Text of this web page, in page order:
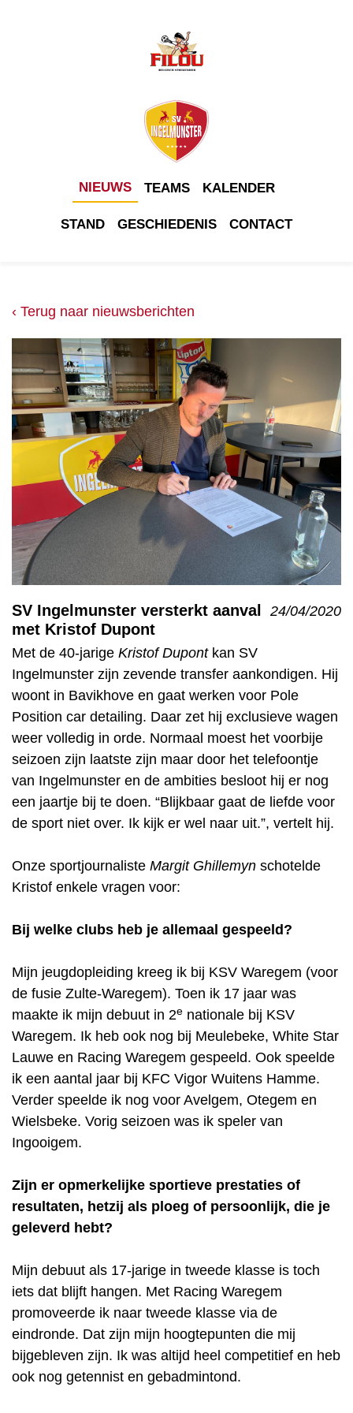
NIEUWS TEAMS KALENDER
STAND GESCHIEDENIS CONTACT
‹ Terug naar nieuwsberichten
SV Ingelmunster versterkt aanval
met Kristof Dupont
24/04/2020
Met de 40-jarige Kristof Dupontkan SV
Ingelmunster zijn zevende transfer aankondigen. Hij
woont in Bavikhove en gaat werken voor Pole
Position car detailing. Daar zet hij exclusieve wagen
weer volledig in orde. Normaal moest het voorbije
seizoen zijn laatste zijn maar door het telefoontje
van Ingelmunster en de ambities besloot hij er nog
een jaartje bij te doen. “Blijkbaar gaat de liefde voor
de sport niet over. Ik kijk er wel naar uit.”, vertelt hij.
Onze sportjournaliste Margit Ghillemyn schotelde
Kristof enkele vragen voor:
Bij welke clubs heb je allemaal gespeeld?
Mijn jeugdopleiding kreeg ik bij KSV Waregem (voor
de fusie Zulte-Waregem). Toen ik 17 jaar was
maakte ik mijn debuut in 2e nationale bij KSV
Waregem. Ik heb ook nog bij Meulebeke, White Star
Lauwe en Racing Waregem gespeeld. Ook speelde
ik een aantal jaar bij KFC Vigor Wuitens Hamme.
Verder speelde ik nog voor Avelgem, Otegem en
Wielsbeke. Vorig seizoen was ik speler van
Ingooigem.
Zijn er opmerkelijke sportieve prestaties of
resultaten, hetzij als ploeg of persoonlijk, die je
geleverd hebt?
Mijn debuut als 17-jarige in tweede klasse is toch
iets dat blijft hangen. Met Racing Waregem
promoveerde ik naar tweede klasse via de
eindronde. Dat zijn mijn hoogtepunten die mij
bijgebleven zijn. Ik was altijd heel competitief en heb
ook nog getennist en gebadmintond.